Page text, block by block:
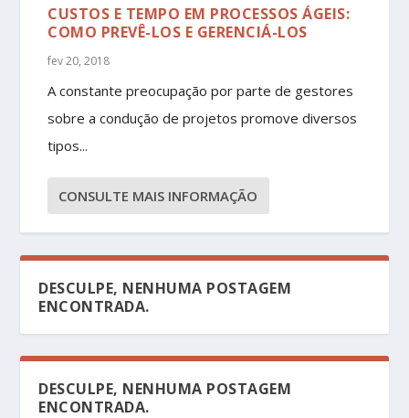
CUSTOS E TEMPO EM PROCESSOS ÁGEIS:
COMO PREVÊ-LOS E GERENCIÁ-LOS
fev 20, 2018
A constante preocupação por parte de gestores
sobre a condução de projetos promove diversos
tipos...
CONSULTE MAIS INFORMAÇÃO
DESCULPE, NENHUMA POSTAGEM
ENCONTRADA.
DESCULPE, NENHUMA POSTAGEM
ENCONTRADA.